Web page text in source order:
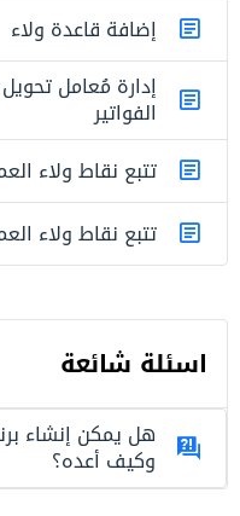
إضافة قاعدة ولاء
إدارة مُعامل
الفواتير
تتبع نقاط ولاء
تتبع نقاط ولاء
اسئلة شائعة
هل يمكن إنشاء
وكيف أعده؟